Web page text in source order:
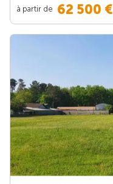
à partir de 62 500 €